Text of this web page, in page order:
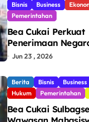
Bisnis Business
Pemerintahan
Bea Cukai Perkuat
Penerimaan
Pengawasan, Setor
Jun 23 , 2026
Berita Bisnis Business
Hukum
Pemerintahan
Bea Cukai